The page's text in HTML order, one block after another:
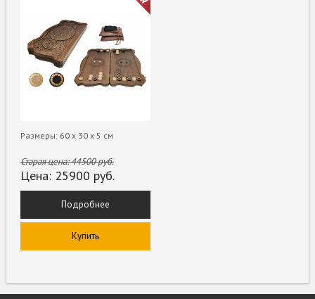
Размеры: 60 х 30 х 5 см
Старая цена:44500руб.
Цена: 25900 руб.
Подробнее
Купить